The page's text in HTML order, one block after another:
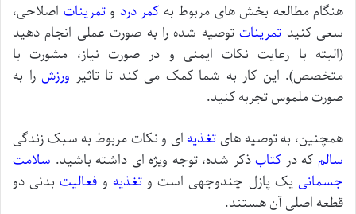
هنگام مطالعه بخش های مربوط به کمر درد وتمرینات اصلاحی،
سعی کنید تمریناتتوصیه شده را به صورت عملی انجام دهید
(البته با رعایت نکات ایمنی و در صورت نیاز، مشورت با
متخصص). این کار به شما کمک می کند تا تاثیر ورزش را به
صورت ملموس تجربه کنید.
همچنین، به توصیه های تغذیهای و نکات مربوط به سبک زندگی
سالمکه در کتابذکر شده، توجه ویژه ای داشته باشید. سلامت
جسمانی یک پازل چندوجهی است وتغذیه و فعالیتبدنی دو
قطعه اصلی آن هستند.